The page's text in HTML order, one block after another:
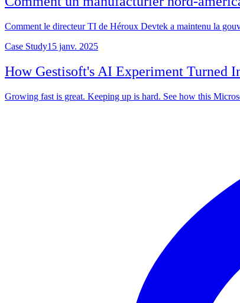
Comment le directeur TI de Héroux Devtek a maintenu la
Case Study15 janv. 2025
How Gestisoft's AI Experiment Turned
Growing fast is great. Keeping up is hard. See how this